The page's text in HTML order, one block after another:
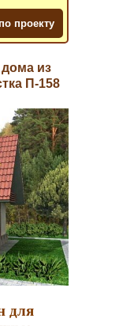
дома из
П-158
для